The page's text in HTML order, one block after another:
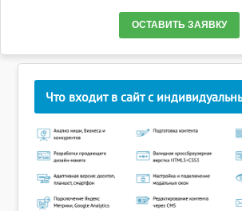
ОСТАВИТЬ ЗАЯВКУ
Что входит в сайт с